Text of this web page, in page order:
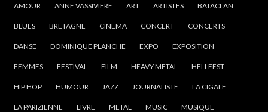
AMOUR ANNE VASSIVIERE ART ARTISTES BATACLAN
BLUES BRETAGNE CINEMA CONCERT CONCERTS
DANSE DOMINIQUE PLANCHE EXPO EXPOSITION
FEMMES FESTIVAL FILM HEAVY METAL HELLFEST
HIP HOP HUMOUR JAZZ JOURNALISTE LA CIGALE
LA PARIZIENNE LIVRE METAL MUSIC MUSIQUE